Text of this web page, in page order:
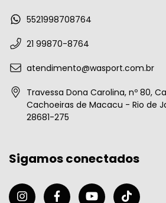
5521998708764
21 99870-8764
atendimento@wasport.com.br
Travessa Dona Carolina, nº 80,
Cachoeiras de Macacu - Rio de
28681-275
Sigamos conectados